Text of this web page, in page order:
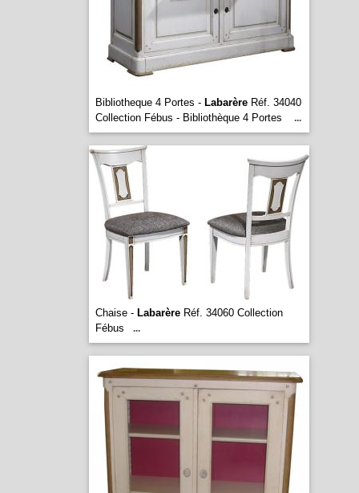
Bibliotheque 4 Portes - LabarèreRéf. 34040
Collection Fébus - Bibliothèque 4 Portes
...
Chaise - LabarèreRéf. 34060 Collection
Fébus
...